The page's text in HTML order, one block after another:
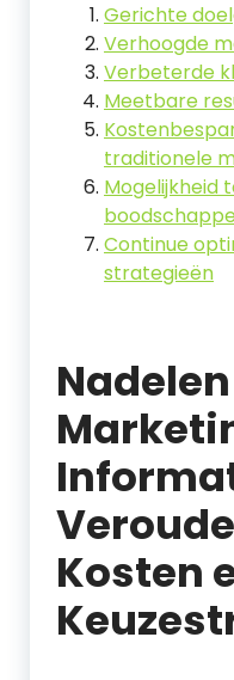
Gerichte
Verhoogde
Verbeterde
Meetbare
traditionele
Mogelijkheid
Continue
strategieën
Kosten